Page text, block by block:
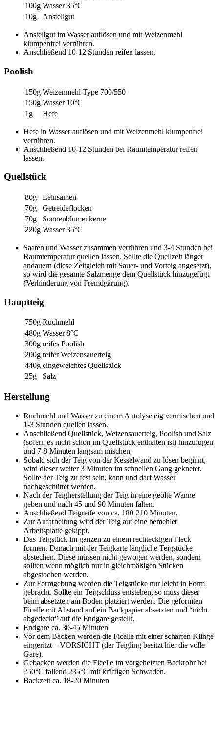
100g Wasser 35°C
10g
Anstellgut
Anstellgut im Wasser auflösen und mit Weizenmehl
klumpenfrei verrühren.
Anschließend 10-12 Stunden reifen lassen.
Poolish
150g Weizenmehl Type 700/550
150g Wasser 10°C
1g
Hefe
Hefe in Wasser auflösen und mit Weizenmehl klumpenfrei
verrühren.
Anschließend 10-12 Stunden bei Raumtemperatur reifen
lassen.
Quellstück
80g
Leinsamen
70g
Getreideflocken
70g
Sonnenblumenkerne
220g Wasser 35°C
Saaten und Wasser zusammen verrühren und 3-4 Stunden bei
Raumtemperatur quellen lassen. Sollte die Quellzeit länger
andauern (diese Zeitgleich mit Sauer- und Vorteig angesetzt),
so wird die gesamte Salzmenge dem Quellstück hinzugefügt
(Verhinderung von Fremdgärung).
Hauptteig
750g Ruchmehl
480g Wasser 8°C
300g reifes Poolish
200g reifer Weizensauerteig
440g eingeweichtes Quellstück
25g
Salz
Herstellung
Ruchmehl und Wasser zu einem Autolyseteig vermischen und
1-3 Stunden quellen lassen.
Anschließend Quellstück, Weizensauerteig, Poolish und Salz
(sofern es nicht schon im Quellstück enthalten ist) hinzufügen
und 7-8 Minuten langsam mischen.
Sobald sich der Teig von der Kesselwand zu lösen beginnt,
wird dieser weiter 3 Minuten im schnellen Gang geknetet.
Sollte der Teig zu fest sein, kann und darf Wasser
nachgeschüttet werden.
Nach der Teigherstellung der Teig in eine geölte Wanne
geben und nach 45 und 90 Minuten falten.
Anschließend Teigreife von ca. 180-210 Minuten.
Zur Aufarbeitung wird der Teig auf eine bemehlet
Arbeitsplatte gekippt.
Das Teigstück im ganzen zu einem rechteckigen Fleck
formen. Danach mit der Teigkarte längliche Teigstücke
abstechen. Diese müssen nicht gewogen werden, sondern
sollten wenn möglich nur in gleichmäßigen Stücken
abgestochen werden.
Zur Formgebung werden die Teigstücke nur leicht in Form
gebracht. Sollte ein Teigschluss entstehen, so muss dieser
beim absetzten am Boden platziert werden. Die geformten
Ficelle mit Abstand auf ein Backpapier absetzten und “nicht
abgedeckt” auf die Endgare gestellt.
Endgare ca. 30-45 Minuten.
Vor dem Backen werden die Ficelle mit einer scharfen Klinge
eingeritzt – VORSICHT (der Teigling besitzt hier die volle
Gare).
Gebacken werden die Ficelle im vorgeheizten Backrohr bei
250°C fallend 235°C mit kräftigen Schwaden.
Backzeit ca. 18-20 Minuten